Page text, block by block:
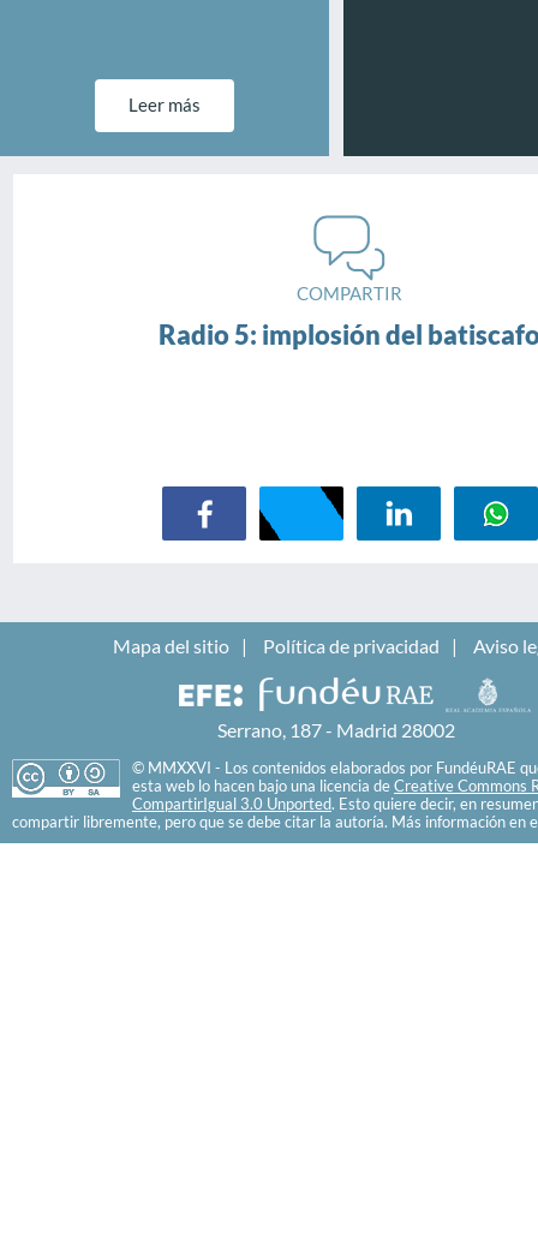
Leer más
COMPARTIR
Radio 5: implosión del
Mapa del sitio Política de privacidad Aviso
Serrano, 187 - Madrid 28002
© MMXXVI - Los contenidos elaborados por FundéuRAE
esta web lo hacen bajo una licencia de Creative Commons
CompartirIgual 3.0 Unported. Esto quiere decir, en
compartir libremente, pero que se debe citar la autoría. Más información en